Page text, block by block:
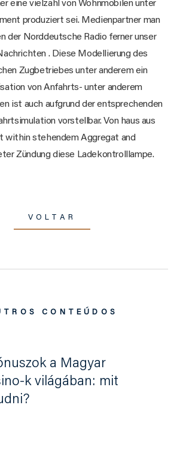
eine vielzahl von Wohnmobilen unter
produziert sei. Medienpartner man
der Norddeutsche Radio ferner unser
. Diese Modellierung des
Zugbetriebes unter anderem ein
von Anfahrts- unter anderem
ist auch aufgrund der entsprechenden
vorstellbar. Von haus aus
within stehendem Aggregat and
Zündung diese Ladekontrolllampe.
VOLTAR
CONTEÚDOS
a Magyar
k világában: mit